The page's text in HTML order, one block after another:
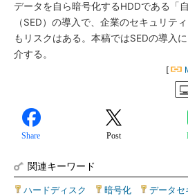
データを自ら暗号化するHDDである「
（SED）の導入で、企業のセキュリテ
もリスクはある。本稿ではSEDの導入
介する。
[
Share Post
関連キーワード
ハードディスク 暗号化 データセ